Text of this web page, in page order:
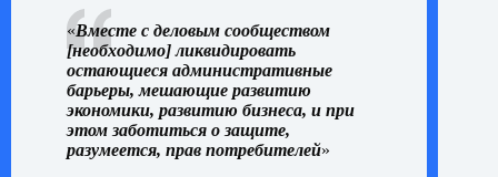
«Вместе с деловым сообществом
[необходимо] ликвидировать
остающиеся административные
барьеры, мешающие развитию
экономики, развитию бизнеса, и при
этом заботиться о защите,
разумеется, прав потребителей»